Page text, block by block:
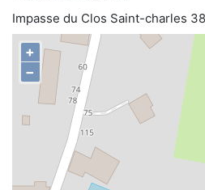
Impasse du Clos Saint-charles
+
−